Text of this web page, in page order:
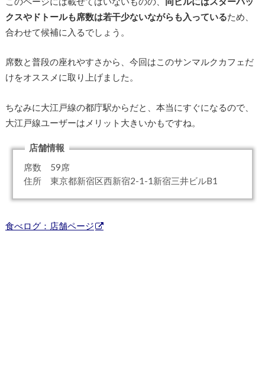
クスやドトールも席数は若干少ないながらも入っているため、
合わせて候補に入るでしょう。
席数と普段の座れやすさから、今回はこのサンマルクカフェだ
けをオススメに取り上げました。
ちなみに大江戸線の都庁駅からだと、本当にすぐになるので、
大江戸線ユーザーはメリット大きいかもですね。
店舗情報
席数 59席
住所 東京都新宿区西新宿2-1-1新宿三井ビルB1
食べログ：店舗ページ